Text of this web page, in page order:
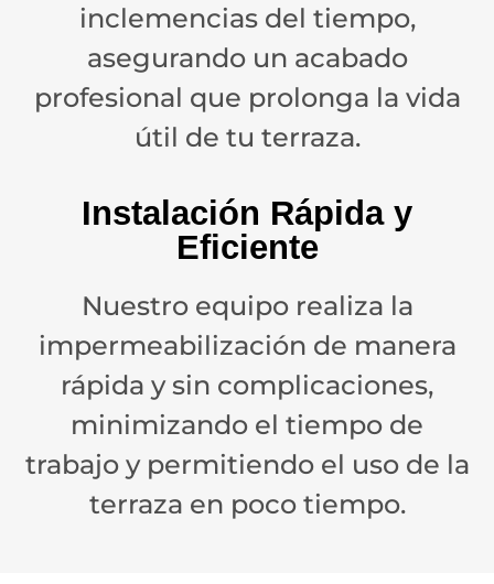
inclemencias del tiempo,
asegurando un acabado
profesional que prolonga la vida
útil de tu terraza.
Instalación Rápida y
Eficiente
Nuestro equipo realiza la
impermeabilización de manera
rápida y sin complicaciones,
minimizando el tiempo de
trabajo y permitiendo el uso de la
terraza en poco tiempo.